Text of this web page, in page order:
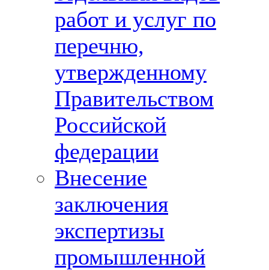
работ и услуг по
перечню,
утвержденному
Правительством
Российской
федерации
Внесение
заключения
экспертизы
промышленной